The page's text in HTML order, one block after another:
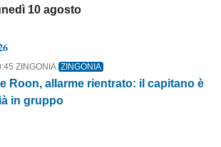
10 agosto
ZINGONIA ZINGONIA
Roon, allarme rientrato: il capitano è
in gruppo